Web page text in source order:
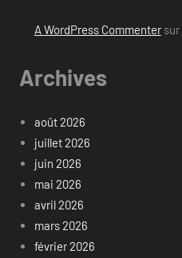
A WordPress Commentersur
Archives
août 2026
juillet 2026
juin 2026
mai 2026
avril 2026
mars 2026
février 2026